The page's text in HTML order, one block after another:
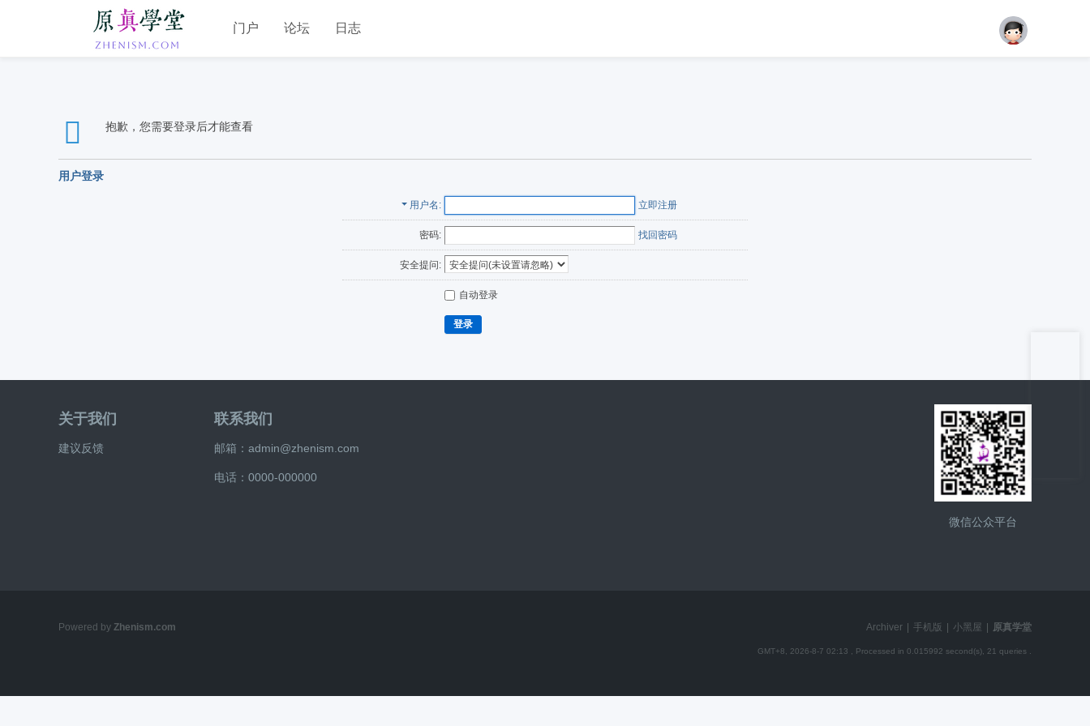
门户 论坛 日志
抱歉，您需要登录后才能查看
用户登录
用户名 立即注册
密码: 找回密码
安全提问:
自动登录
登录
关于我们
建议反馈
联系我们
邮箱：admin@zhenism.com
电话：0000-000000
微信公众平台
Archiver 手机版 小黑屋 原真学堂
GMT+8, 2026-8-7 02:13 , Processed in 0.015992 second(s), 21 queries .
Powered by Zhenism.com